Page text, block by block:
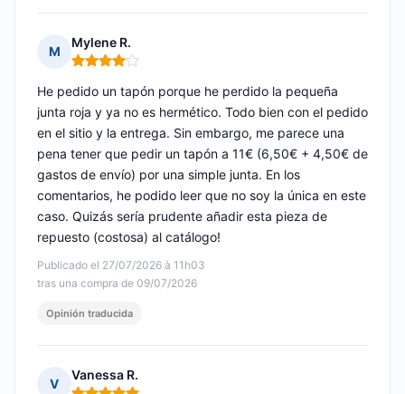
M
Mylene R.
Nota: 4 de 5
Publicado el 27/07/2026 à 11h03
tras una compra de 09/07/2026
He pedido un tapón porque he perdido la pequeña
junta roja y ya no es hermético. Todo bien con el pedido
en el sitio y la entrega. Sin embargo, me parece una
pena tener que pedir un tapón a 11€ (6,50€ + 4,50€ de
gastos de envío) por una simple junta. En los
comentarios, he podido leer que no soy la única en este
caso. Quizás sería prudente añadir esta pieza de
repuesto (costosa) al catálogo!
Opinión traducida
V
Vanessa R.